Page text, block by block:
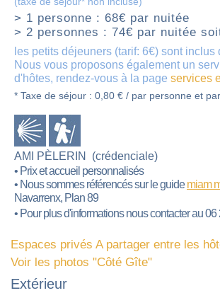
> 1 personne : 68€ par nuitée
> 2 personnes : 74€ par nuitée
les petits déjeuners (tarif: 6€) sont inclus
Nous vous proposons également un
d'hôtes, rendez-vous à la page services
* Taxe de séjour : 0,80 € / par personne et
AMI PÈLERIN
(crédenciale)
• Prix et accueil personnalisés
• Nous sommes référencés sur le guidemiam
Navarrenx, Plan 89
• Pour plus d'informations nous contacter au 06
Espaces privés A partager entre les
Voir les photos "Côté Gîte"
Extérieur